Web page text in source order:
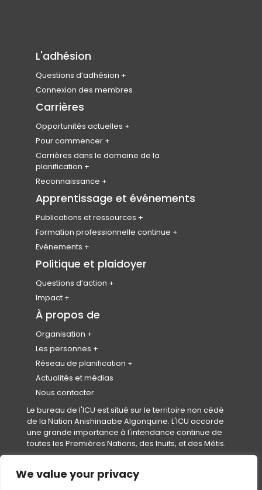
We value your privacy
L'adhésion
Questions d’adhésion
Rejoindre l’ICU
Admissibilité des membres
Avantages pour les membres
Codes de conduite et d’éthique
professionnelle
FAQ sur l’adhésion
Connexion des membres
Carrières
Opportunités actuelles
Carrefour national d’emplois
Produits
Soumettez votre CV
Bénévole
Pour commencer
Devenir planificateur
Étudiants en urbanisme
Carrières dans le domaine de la
planification
Le programme des leaders émergents
Enquête nationale sur l’emploi
Reconnaissance
Le collège des Fellows
Badges numériques
Prix canadiens d’excellence en
urbanisme
Le Prix de l’urbaniste émergent
Membres honoraires
Apprentissage et événements
Publications et ressources
Plan Canada
Revue canadienne de planification et de
Bibliothèque de ressources
Formation professionnelle continue
CAP HUB
Enregistrez votre CPL
Evénements
Congrès national
Journée mondiale de l’urbanisme
Calendrier des événements
Code de conduite de l’événement
Politique et plaidoyer
Questions d’action
Changement climatique
Collectivités saines
Equity, Diversity & Inclusion
Réconciliation
Impact
Partenariats et représentants
À propos de
Organisation
À propos de nous
Plan stratégique et impact
Conseil d’administration
Gouvernance
Les personnes
Notre équipe
Rejoindre notre équipe
Réseau de planification
Instituts et Associations Provinciaux et
(CNP)(
o
p
e
n
i
Secrétariats
Le fonds en fidéicommis pour étudiants
en urbanisme et aménagement de l’ICU
Actualités et médias
Nous contacter
Le bureau de l'ICU est situé sur le territoire non cédé
de la Nation Anishinaabe Algonquine. L'ICU accorde
une grande importance à l'intendance continue de
toutes les Premières Nations, des Inuits, et des Métis.
Conditions d’utilisation| Politique de confidentialité